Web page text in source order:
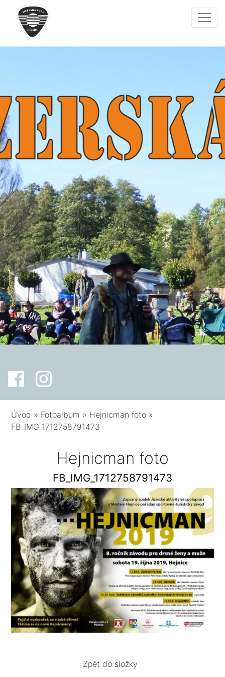
Úvod » Fotoalbum » Hejnicman foto »
FB_IMG_1712758791473
Hejnicman foto
FB_IMG_1712758791473
Zpět do složky